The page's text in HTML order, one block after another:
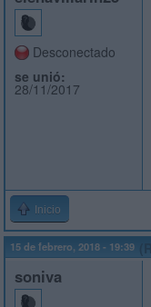
Desconectado
se unió:
28/11/2017
Inicio
15 de febrero, 2018 - 19:39
soniva